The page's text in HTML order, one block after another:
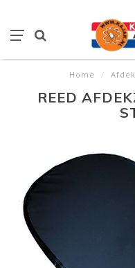
Home /
REED